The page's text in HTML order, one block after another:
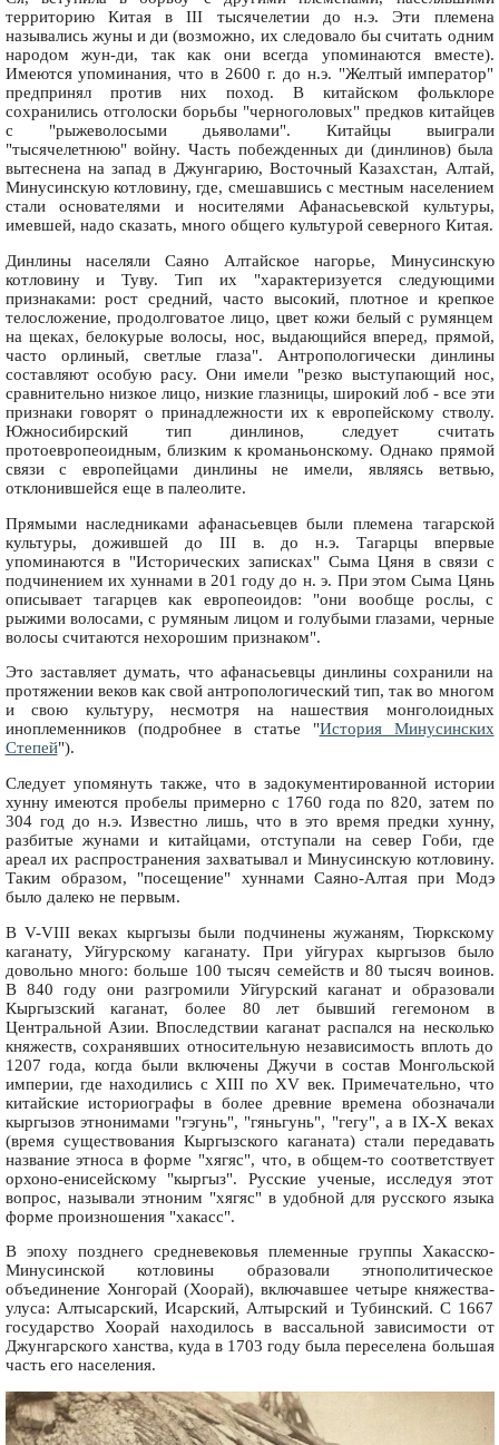
территорию Китая в III тысячелетии до н.э. Эти племена
назывались жуны и ди (возможно, их следовало бы считать одним
народом жун-ди, так как они всегда упоминаются вместе).
Имеются упоминания, что в 2600 г. до н.э. "Желтый император"
предпринял против них поход. В китайском фольклоре
сохранились отголоски борьбы "черноголовых" предков китайцев
с "рыжеволосыми дьяволами". Китайцы выиграли
"тысячелетнюю" войну. Часть побежденных ди (динлинов) была
вытеснена на запад в Джунгарию, Восточный Казахстан, Алтай,
Минусинскую котловину, где, смешавшись с местным населением
стали основателями и носителями Афанасьевской культуры,
имевшей, надо сказать, много общего культурой северного Китая.
Динлины населяли Саяно Алтайское нагорье, Минусинскую
котловину и Туву. Тип их "характеризуется следующими
признаками: рост средний, часто высокий, плотное и крепкое
телосложение, продолговатое лицо, цвет кожи белый с румянцем
на щеках, белокурые волосы, нос, выдающийся вперед, прямой,
часто орлиный, светлые глаза". Антропологически динлины
составляют особую расу. Они имели "резко выступающий нос,
сравнительно низкое лицо, низкие глазницы, широкий лоб - все эти
признаки говорят о принадлежности их к европейскому стволу.
Южносибирский тип динлинов, следует считать
протоевропеоидным, близким к кроманьонскому. Однако прямой
связи с европейцами динлины не имели, являясь ветвью,
отклонившейся еще в палеолите.
Прямыми наследниками афанасьевцев были племена тагарской
культуры, дожившей до III в. до н.э. Тагарцы впервые
упоминаются в "Исторических записках" Сыма Цяня в связи с
подчинением их хуннами в 201 году до н. э. При этом Сыма Цянь
описывает тагарцев как европеоидов: "они вообще рослы, с
рыжими волосами, с румяным лицом и голубыми глазами, черные
волосы считаются нехорошим признаком".
Это заставляет думать, что афанасьевцы динлины сохранили на
протяжении веков как свой антропологический тип, так во многом
и свою культуру, несмотря на нашествия монголоидных
иноплеменников (подробнее в статье "История Минусинских
Степей").
Следует упомянуть также, что в задокументированной истории
хунну имеются пробелы примерно с 1760 года по 820, затем по
304 год до н.э. Известно лишь, что в это время предки хунну,
разбитые жунами и китайцами, отступали на север Гоби, где
ареал их распространения захватывал и Минусинскую котловину.
Таким образом, "посещение" хуннами Саяно-Алтая при Модэ
было далеко не первым.
В V-VIII веках кыргызы были подчинены жужаням, Тюркскому
каганату, Уйгурскому каганату. При уйгурах кыргызов было
довольно много: больше 100 тысяч семейств и 80 тысяч воинов.
В 840 году они разгромили Уйгурский каганат и образовали
Кыргызский каганат, более 80 лет бывший гегемоном в
Центральной Азии. Впоследствии каганат распался на несколько
княжеств, сохранявших относительную независимость вплоть до
1207 года, когда были включены Джучи в состав Монгольской
империи, где находились с XIII по XV век. Примечательно, что
китайские историографы в более древние времена обозначали
кыргызов этнонимами "гэгунь", "гяньгунь", "гегу", а в IХ-X веках
(время существования Кыргызского каганата) стали передавать
название этноса в форме "хягяс", что, в общем-то соответствует
орхоно-енисейскому "кыргыз". Русские ученые, исследуя этот
вопрос, называли этноним "хягяс" в удобной для русского языка
форме произношения "хакасс".
В эпоху позднего средневековья племенные группы Хакасско-
Минусинской котловины образовали этнополитическое
объединение Хонгорай (Хоорай), включавшее четыре княжества-
улуса: Алтысарский, Исарский, Алтырский и Тубинский. С 1667
государство Хоорай находилось в вассальной зависимости от
Джунгарского ханства, куда в 1703 году была переселена большая
часть его населения.